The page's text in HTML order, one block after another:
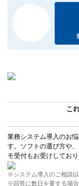
こ
業務システム導入のお
す。ソフトの選び方や
モ受付もお受けしており
※システム導入のご相談以
※回答に数日を要する場合